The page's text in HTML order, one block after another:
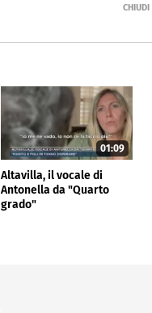
01:09
Altavilla, il vocale di
Antonella da "Quarto
grado"